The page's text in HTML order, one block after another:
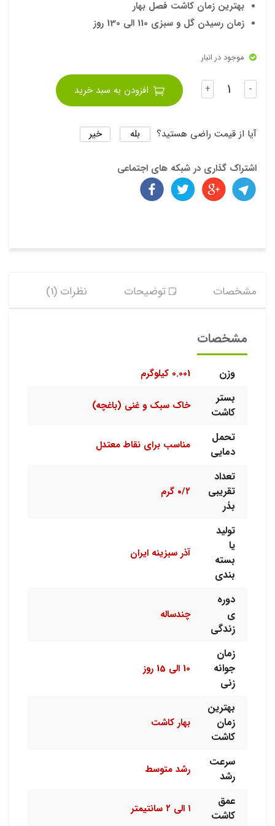
بهترین زمان کاشت فصل بهار
زمان رسیدن گل و سبزی 110 الی 130 روز
موجود در انبار
- تعداد + افزودن به سبد خرید
آیا از قیمت راضی هستید؟ بله خیر
اشتراک گذاری در شبکه های اجتماعی
مشخصات توضیحات نظرات (1)
مشخصات
وزن 0.001 کیلوگرم
بستر
کاشت
خاک سبک و غنی (باغچه)
تحمل
دمایی
مناسب برای نقاط معتدل
تعداد
تقریبی
بذر
۰/۲ گرم
تولید
یا
بسته
بندی
آذر سبزینه ایران
دوره
ی
زندگی
چندساله
زمان
جوانه
زنی
10 الی 15 روز
بهترین
زمان
کاشت
بهار کاشت
سرعت
رشد
رشد متوسط
عمق
کاشت
۱ الی ۲ سانتیمتر